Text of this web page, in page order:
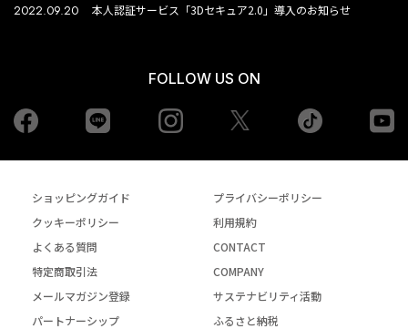
2022.09.20 本人認証サービス「3Dセキュア2.0」導入のお知らせ
FOLLOW US ON
Facebook Instagram tiktok
ショッピングガイド
プライバシーポリシー
クッキーポリシー
利用規約
よくある質問
CONTACT
特定商取引法
COMPANY
メールマガジン登録
サステナビリティ活動
パートナーシップ
ふるさと納税